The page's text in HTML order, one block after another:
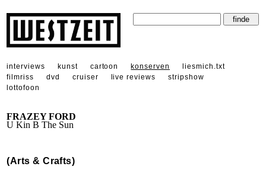
interviews kunst cartoon konserven
liesmich.txt
filmriss
dvd cruiser live reviews
stripshow
lottofoon
FRAZEY FORD
U Kin B The Sun
(Arts & Crafts)